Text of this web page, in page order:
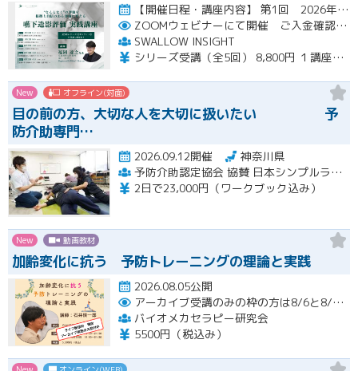
【開催日程・講座内容】 第1回 2026年10月31日（土）19：00～20：30（見逃し配信視聴期間：2026…開催
ZOOMウェビナーにて開催 ご入金確認後メールにてURLをお知らせいたします
SWALLOW INSIGHT
シリーズ受講（全5回） 8,800円 １講座ごと 2,200円
New オフライン(対面)
目の前の方、大切な人を大切に扱いたい 予
防介助専門…
2026.09.12開催
神奈川県
予防介助認定協会 協賛 日本シンプルラーニング協会 楽な動きの学習会
2日で23,000円（ワークブック込み）
New 動画教材
加齢変化に抗う 予防トレーニングの理論と実践
2026.08.05公開
アーカイブ受講のみの枠の方は8/6と8/20におこなわれる配信終了後に視聴URLをお送りします。
バイオメカセラピー研究会
5500円（税込み）